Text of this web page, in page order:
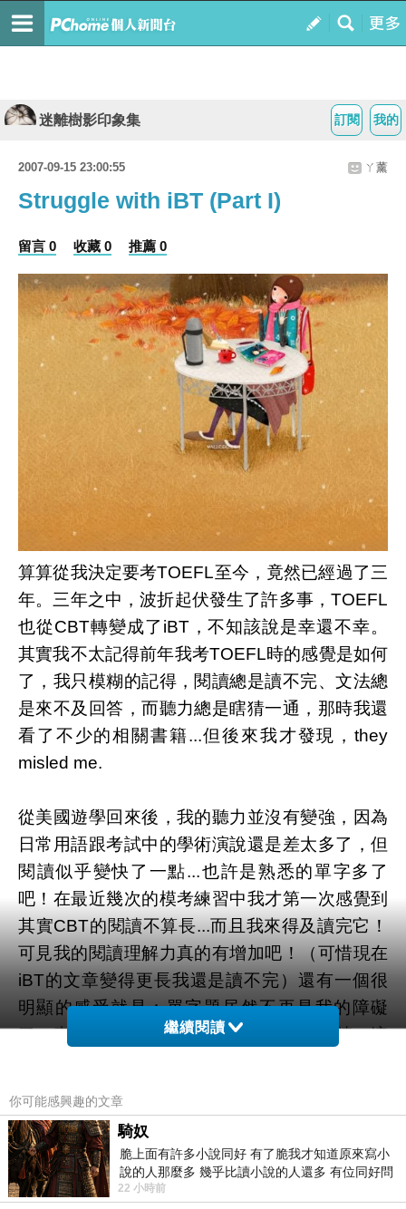
我的
訂閱
迷離樹影印象集
2007-09-15 23:00:55 ㄚ薰
Struggle with iBT (Part I)
留言 0 收藏 0 推薦 0
算算從我決定要考TOEFL至今，竟然已經過了三
年。三年之中，波折起伏發生了許多事，TOEFL
也從CBT轉變成了iBT，不知該說是幸還不幸。
其實我不太記得前年我考TOEFL時的感覺是如何
了，我只模糊的記得，閱讀總是讀不完、文法總
是來不及回答，而聽力總是瞎猜一通，那時我還
看了不少的相關書籍...但後來我才發現，they
misled me.
從美國遊學回來後，我的聽力並沒有變強，因為
日常用語跟考試中的學術演說還是差太多了，但
閱讀似乎變快了一點...也許是熟悉的單字多了
吧！在最近幾次的模考練習中我才第一次感覺到
其實CBT的閱讀不算長...而且我來得及讀完它！
可見我的閱讀理解力真的有增加吧！（可惜現在
iBT的文章變得更長我還是讀不完）還有一個很
明顯的感受就是：單字題居然不再是我的障礙
了。真的很奇妙，連我都不敢相信我的眼睛：這
寫作部分，以往好像是沒有字數限制的，因此我
習慣慢慢的思考、架構，但iBT的字數要求出現
後我才發現我邊思考邊打字的速度實在超慢，30
分鐘就是打不到300字！因此後來我對自己作文
繼續閱讀
你可能感興趣的文章
騎奴
脆上面有許多小說同好 有了脆我才知道原來寫小
說的人那麼多 幾乎比讀小說的人還多 有位同好問
了一個問題 她說為什麼高中文學獎的
22 小時前